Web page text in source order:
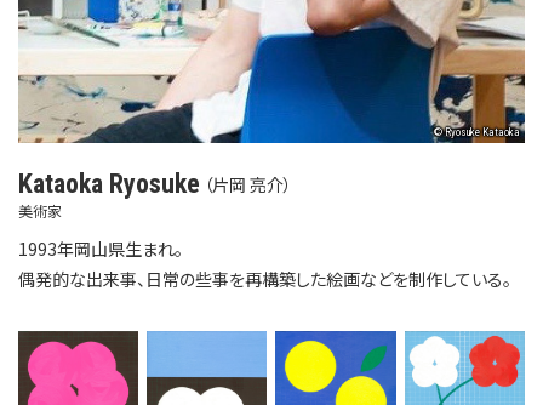
© Ryosuke Kataoka
Kataoka Ryosuke （片岡 亮介）
美術家
1993年岡山県生まれ。
偶発的な出来事、日常の些事を再構築した絵画などを制作している。